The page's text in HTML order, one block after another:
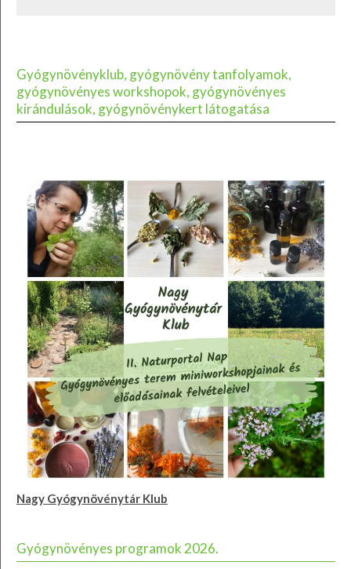
Gyógynövényklub, gyógynövény tanfolyamok,
gyógynövényes workshopok, gyógynövényes
kirándulások, gyógynövénykert látogatása
Nagy Gyógynövénytár Klub
Gyógynövényes programok 2026.